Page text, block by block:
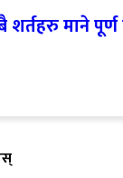
माने